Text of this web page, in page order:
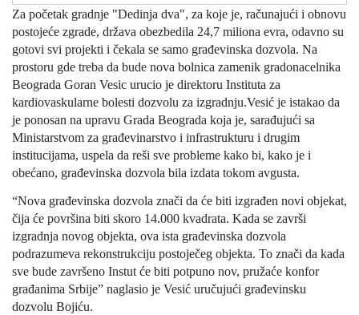
Za početak gradnje "Dedinja dva", za koje je, računajući i obnovu
postojeće zgrade, država obezbedila 24,7 miliona evra, odavno su
gotovi svi projekti i čekala se samo građevinska dozvola. Na
prostoru gde treba da bude nova bolnica zamenik gradonacelnika
Beograda Goran Vesic urucio je direktoru Instituta za
kardiovaskularne bolesti dozvolu za izgradnju.Vesić je istakao da
je ponosan na upravu Grada Beograda koja je, sarađujući sa
Ministarstvom za građevinarstvo i infrastrukturu i drugim
institucijama, uspela da reši sve probleme kako bi, kako je i
obećano, građevinska dozvola bila izdata tokom avgusta.
“Nova građevinska dozvola znači da će biti izgrađen novi objekat,
čija će površina biti skoro 14.000 kvadrata. Kada se završi
izgradnja novog objekta, ova ista građevinska dozvola
podrazumeva rekonstrukciju postoječeg objekta. To znači da kada
sve bude završeno Instut će biti potpuno nov, pružaće konfor
građanima Srbije” naglasio je Vesić uručujući građevinsku
dozvolu Bojiću.